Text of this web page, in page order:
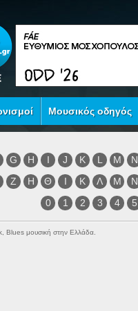
Μουσικός οδηγός
G H I J K L M N
Ζ Η Θ Ι Κ Λ Μ Ν
0
1 2 3 4 5
Blues μουσική στην Ελλάδα.